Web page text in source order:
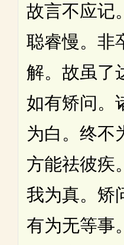
故言不应记
聪睿慢。非
解。故虽了
如有矫问。
为白。终不
方能祛彼疾
我为真。矫
有为无等事